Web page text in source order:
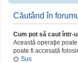
Căutând în
Cum pot să caut într-
Această operaţie
poate fi accesată
Sus